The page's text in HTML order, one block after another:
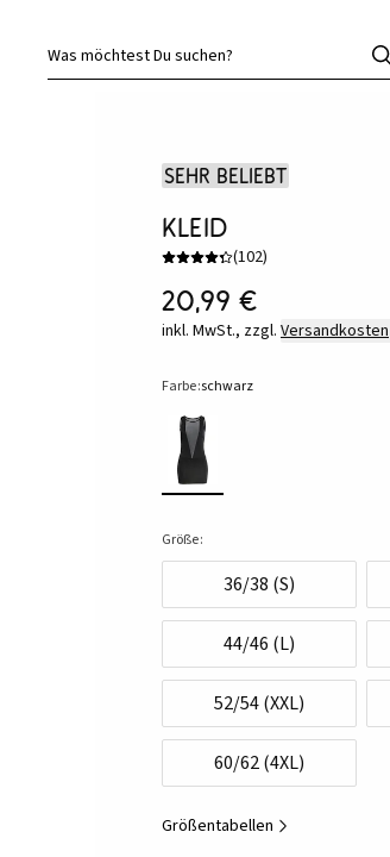
Was möchtest Du suchen?
Sehr beliebt
Kleid
(102)
20,99 €
inkl. MwSt., zzgl. Versandkosten
Farbe:schwarz
Größe:
36/38 (S)
44/46 (L)
52/54 (XXL)
60/62 (4XL)
Größentabellen